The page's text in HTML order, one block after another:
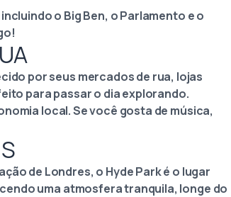
o Big Ben, o Parlamento e o
por seus mercados de rua, lojas
para passar o dia explorando.
local. Se você gosta de música,
de Londres, o Hyde Park é o lugar
uma atmosfera tranquila, longe do